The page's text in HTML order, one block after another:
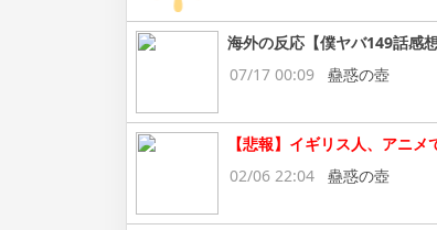
海外の反応【僕ヤバ149話感
07/17 00:09
蠱惑の壺
【悲報】イギリス人、アニ
02/06 22:04
蠱惑の壺